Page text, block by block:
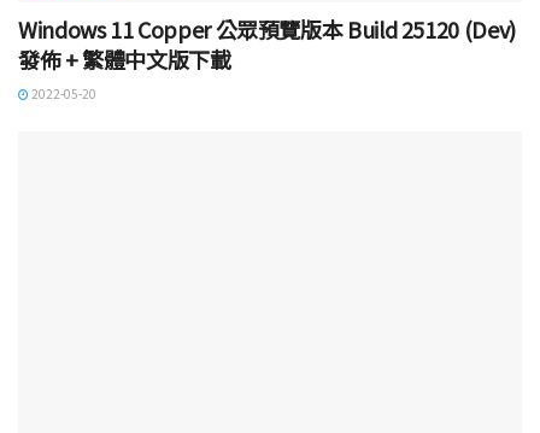
Windows 11 Copper 公眾預覽版本 Build 25120 (Dev)
發佈 + 繁體中文版下載
2022-05-20